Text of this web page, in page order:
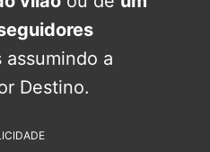
assumindo a
Destino.